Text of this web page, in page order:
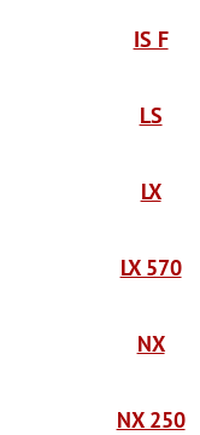
IS F
LS
LX
LX 570
NX
NX 250